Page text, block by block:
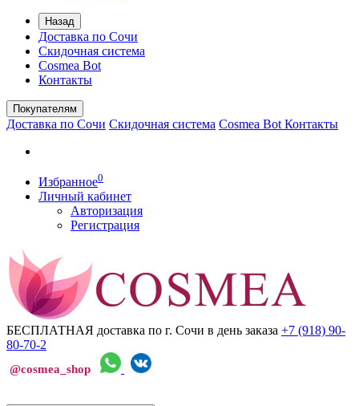
Назад
Доставка по Сочи
Скидочная система
Cosmea Bot
Контакты
Покупателям
Доставка по Сочи Скидочная система Cosmea Bot Контакты
Избранное0
Личный кабинет
Авторизация
Регистрация
БЕСПЛАТНАЯ доставка по г. Сочи в день заказа +7 (918) 90-
80-70-2
@cosmea_shop